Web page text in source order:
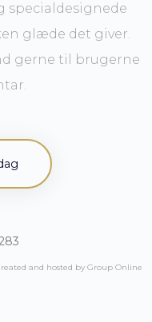
specialdesignede
glæde det giver.
gerne til brugerne
and hosted by Group Online